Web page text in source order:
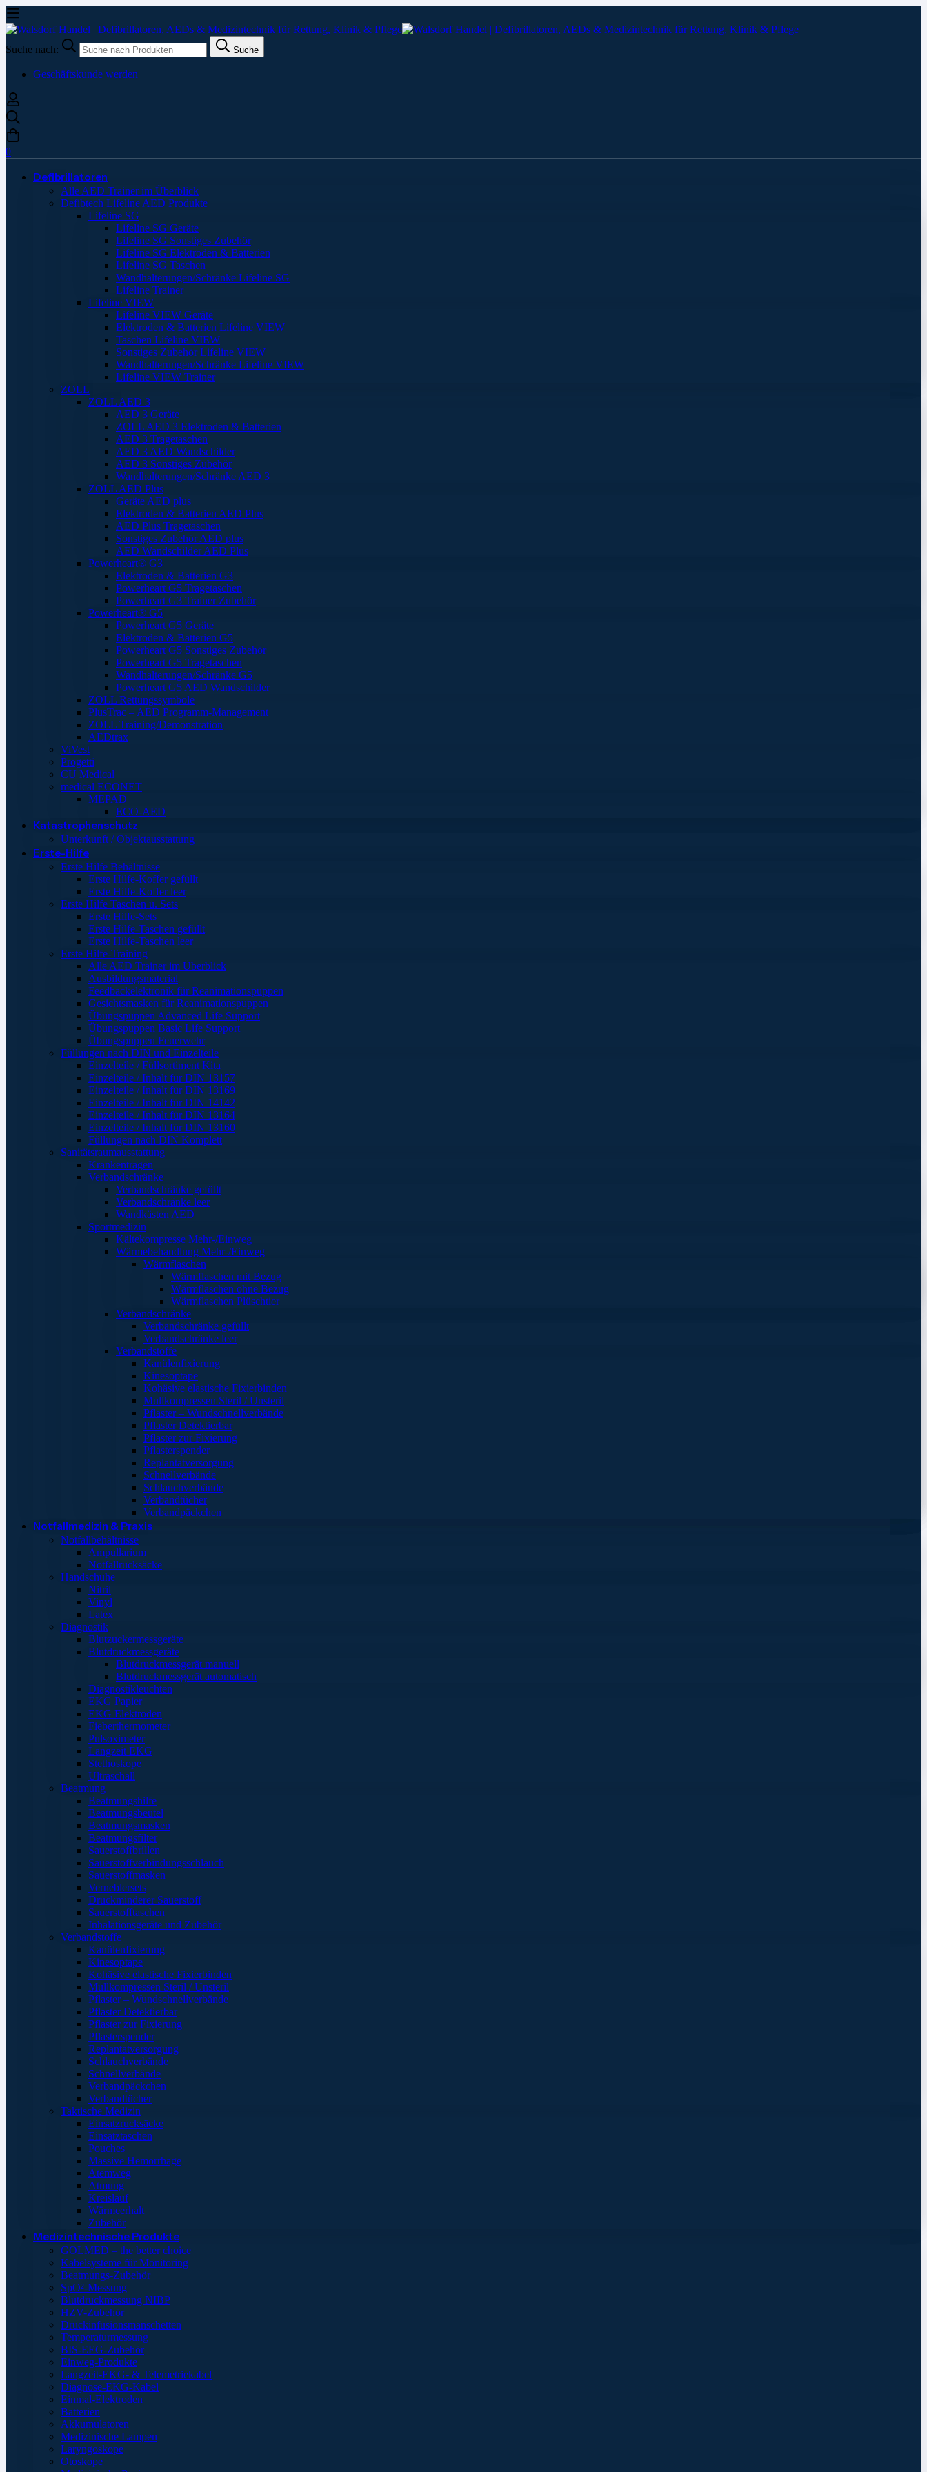
Suche nach: Suche
Geschäftskunde werden
0
Defibrillatoren
Alle AED Trainer im Überblick
Defibtech Lifeline AED Produkte
Lifeline SG
Lifeline SG Geräte
Lifeline SG Sonstiges Zubehör
Lifeline SG Elektroden & Batterien
Lifeline SG Taschen
Wandhalterungen/Schränke Lifeline SG
Lifeline Trainer
Lifeline VIEW
Lifeline VIEW Geräte
Elektroden & Batterien Lifeline VIEW
Taschen Lifeline VIEW
Sonstiges Zubehör Lifeline VIEW
Wandhalterungen/Schränke Lifeline VIEW
Lifeline VIEW Trainer
ZOLL
ZOLL AED 3
AED 3 Geräte
ZOLL AED 3 Elektroden & Batterien
AED 3 Tragetaschen
AED 3 AED Wandschilder
AED 3 Sonstiges Zubehör
Wandhalterungen/Schränke AED 3
ZOLL AED Plus
Geräte AED plus
Elektroden & Batterien AED Plus
AED Plus Tragetaschen
Sonstiges Zubehör AED plus
AED Wandschilder AED Plus
Powerheart® G3
Elektroden & Batterien G3
Powerheart G5 Tragetaschen
Powerheart G3 Trainer Zubehör
Powerheart® G5
Powerheart G5 Geräte
Elektroden & Batterien G5
Powerheart G5 Sonstiges Zubehör
Powerheart G5 Tragetaschen
Wandhalterungen/Schränke G5
Powerheart G5 AED Wandschilder
ZOLL Rettungssymbole
PlusTrac – AED Programm-Management
ZOLL Training/Demonstration
AEDtrax
ViVest
Progetti
CU Medical
medical ECONET
MEPAD
ECO-AED
Katastrophenschutz
Unterkunft / Objektausstattung
Erste-Hilfe
Erste Hilfe Behältnisse
Erste Hilfe-Koffer gefüllt
Erste Hilfe-Koffer leer
Erste Hilfe Taschen u. Sets
Erste Hilfe-Sets
Erste Hilfe-Taschen gefüllt
Erste Hilfe-Taschen leer
Erste Hilfe-Training
Alle AED Trainer im Überblick
Ausbildungsmaterial
Feedbackelektronik für Reanimationspuppen
Gesichtsmasken für Reanimationspuppen
Übungspuppen Advanced Life Support
Übungspuppen Basic Life Support
Übungspuppen Feuerwehr
Füllungen nach DIN und Einzelteile
Einzelteile / Füllsortiment Kita
Einzelteile / Inhalt für DIN 13157
Einzelteile / Inhalt für DIN 13169
Einzelteile / Inhalt für DIN 14142
Einzelteile / Inhalt für DIN 13164
Einzelteile / Inhalt für DIN 13160
Füllungen nach DIN Komplett
Sanitätsraumausstattung
Krankentragen
Verbandschränke
Verbandschränke gefüllt
Verbandschränke leer
Wandkästen AED
Sportmedizin
Kältekompresse Mehr-/Einweg
Wärmebehandlung Mehr-/Einweg
Wärmflaschen
Wärmflaschen mit Bezug
Wärmflaschen ohne Bezug
Wärmflaschen Plüschtier
Verbandschränke
Verbandschränke gefüllt
Verbandschränke leer
Verbandstoffe
Kanülenfixierung
Kinesoptape
Kohäsive elastische Fixierbinden
Mullkompressen Steril / Unsteril
Pflaster – Wundschnellverbände
Pflaster Detektierbar
Pflaster zur Fixierung
Pflasterspender
Replantatversorgung
Schnellverbände
Schlauchverbände
Verbandtücher
Verbandpäckchen
Notfallmedizin & Praxis
Notfallbehältnisse
Ampullarium
Notfallrucksäcke
Handschuhe
Nitril
Vinyl
Latex
Diagnostik
Blutzuckermessgeräte
Blutdruckmessgeräte
Blutdruckmessgerät manuell
Blutdruckmessgerät automatisch
Diagnostikleuchten
EKG Papier
EKG Elektroden
Fieberthermometer
Pulsoximeter
Langzeit EKG
Stethoskope
Ultraschall
Beatmung
Beatmungshilfe
Beatmungsbeutel
Beatmungsmasken
Beatmungsfilter
Sauerstoffbrillen
Sauerstoffverbindungsschlauch
Sauerstoffmasken
Verneblersets
Druckminderer Sauerstoff
Sauerstofftaschen
Inhalationsgeräte und Zubehör
Verbandstoffe
Kanülenfixierung
Kinesoptape
Kohäsive elastische Fixierbinden
Mullkompressen Steril / Unsteril
Pflaster – Wundschnellverbände
Pflaster Detektierbar
Pflaster zur Fixierung
Pflasterspender
Replantatversorgung
Schlauchverbände
Schnellverbände
Verbandpäckchen
Verbandtücher
Taktische Medizin
Einsatzrucksäcke
Einsatztaschen
Pouches
Massive Hemorrhage
Atemweg
Atmung
Kreislauf
Wärmeerhalt
Zubehör
Medizintechnische Produkte
GOLMED – the better choice
Kabelsysteme für Monitoring
Beatmungs-Zubehör
SpO²-Messung
Blutdruckmessung NIBP
HZV-Zubehör
Druckinfusionsmanschetten
Temperaturmessung
BIS-EEG-Zubehör
Einweg-Produkte
Langzeit-EKG- & Telemetriekabel
Diagnose-EKG-Kabel
Einmal-Elektroden
Batterien
Akkumulatoren
Medizinische Lampen
Laryngoskope
Otoskope